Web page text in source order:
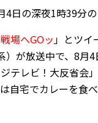
日の深夜1時39分の
場へGOッ 」とツイ
）が放送中で、8月
テレビ！大反省会
自宅でカレーを食